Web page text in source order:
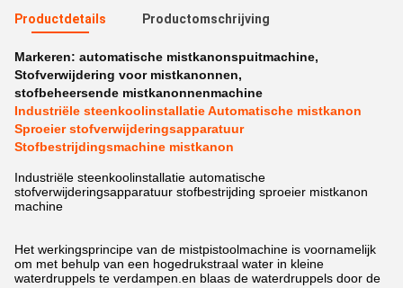
Productdetails Productomschrijving
Markeren: automatische mistkanonspuitmachine,
Stofverwijdering voor mistkanonnen,
stofbeheersende mistkanonnenmachine
Industriële steenkoolinstallatie Automatische mistkanon
Sproeier stofverwijderingsapparatuur
Stofbestrijdingsmachine mistkanon
Industriële steenkoolinstallatie automatische
stofverwijderingsapparatuur stofbestrijding sproeier mistkanon
machine
Het werkingsprincipe van de mistpistoolmachine is voornamelijk
om met behulp van een hogedrukstraal water in kleine
waterdruppels te verdampen.en blaas de waterdruppels door de